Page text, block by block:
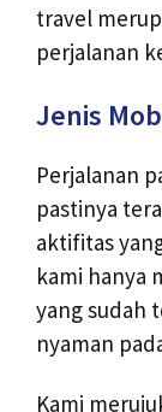
travel
perjalanan
Jenis
Perjalanan
pastinya
aktifitas
kami hanya
yang sudah
nyaman
Kami